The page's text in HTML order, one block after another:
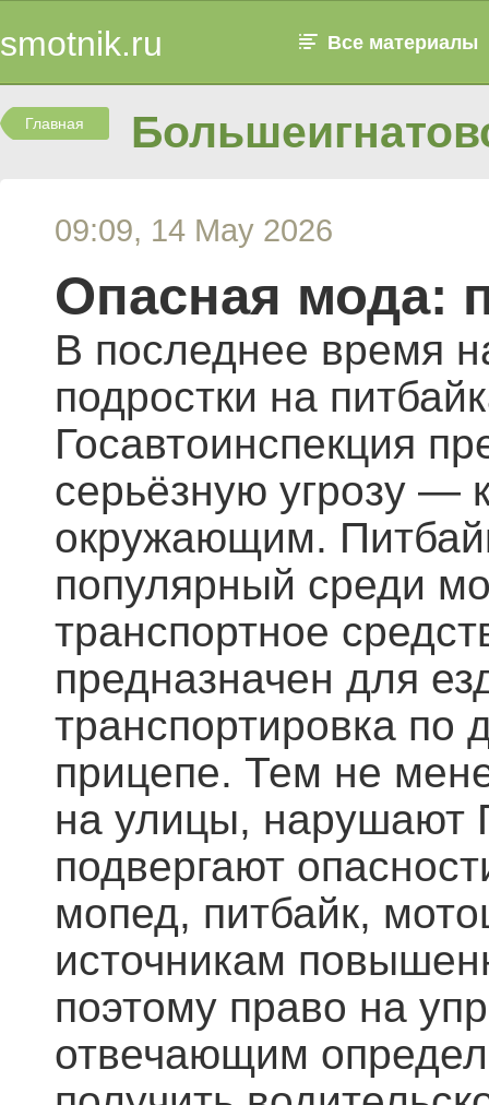
smotnik.ru Все материалы
Главная
09:09, 14 May 2026
Опасная мода:
В последнее время
подростки на
Госавтоинспекция
серьёзную угрозу —
окружающим.
популярный среди
транспортное
предназначен для
транспортировка по
прицепе. Тем не
на улицы, нарушают
подвергают
мопед, питбайк,
источникам
поэтому право на
отвечающим